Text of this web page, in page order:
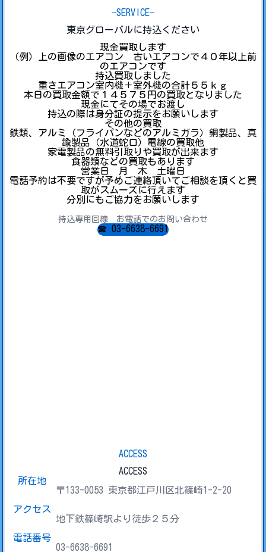
SERVICE
東京グローバルに持込ください
現金買取します
（例）上の画像のエアコン 古いエアコンで４０年以上前
のエアコンです
持込買取しました
重さエアコン室内機＋室外機の合計５５ｋｇ
本日の買取金額で１４５７５円の買取となりました
現金にてその場でお渡し
持込の際は身分証の提示をお願いします
その他の買取
鉄類、アルミ（フライパンなどのアルミガラ）銅製品、真
鍮製品（水道蛇口）電線の買取他
家電製品の無料引取りや買取が出来ます
食器類などの買取もあります
営業日 月 木 土曜日
電話予約は不要ですが予めご連絡頂いてご相談を頂くと買
取がスムーズに行えます
分別にもご協力をお願いします
持込専用回線 お電話でのお問い合わせ
☎ 03-6638-6691
ACCESS
ACCESS
所在地
〒133-0053 東京都江戸川区北篠崎1-2-20
アクセス
地下鉄篠崎駅より徒歩２５分
電話番号
03-6638-6691